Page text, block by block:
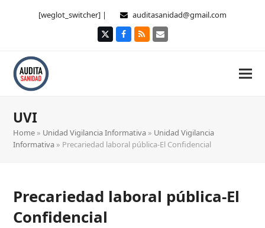
[weglot_switcher] | auditasanidad@gmail.com
TwitterFacebook
RSS Correo
UVI
Home » Unidad Vigilancia Informativa » Unidad Vigilancia
Informativa » Precariedad laboral pública-El Confidencial
Precariedad laboral pública-El
Confidencial